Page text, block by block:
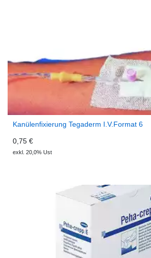
Kanülenfixierung Tegaderm I.V.Format 6
0,75 €
exkl. 20,0% Ust